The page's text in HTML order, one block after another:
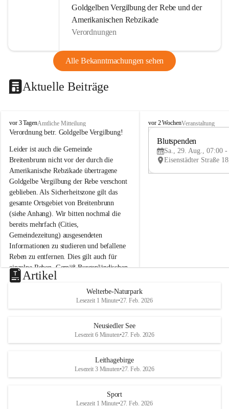
Goldgelben Vergilbung der Rebe und der
Amerikanischen Rebzikade
Verordnungen
Alle Bekanntmachungen sehen
Aktuelle Beiträge
B
r
i
t
e
n
b
r
u
n
n
a
m
N
e
u
s
d
S
vor 3 TagenAmtliche Mitteilung
Verordnung betr. Goldgelbe Vergilbung!
Leider ist auch die Gemeinde
Breitenbrunn nicht vor der durch die
Amerikanische Rebzikade übertragene
Goldgelbe Vergilbung der Rebe verschont
geblieben. Als Sicherheitszone gilt das
gesamte Ortsgebiet von Breitenbrunn
(siehe Anhang). Wir bitten nochmal die
bereits mehrfach (Cities,
Gemeindezeitung) ausgesendeten
Informationen zu studieren und befallene
Reben zu entfernen. Dies gilt auch für
einzelne Reben. Gemäß Burgenländischen
Weinbaugesetz sind nicht gepflegte oder
unzulässige Weingärten zu roden! Bitte
helfen wir zusammen um unsere Winzer
vor den prognostizierten Ernteausfällen
und den daraus folgenden wirtschaftlichen
Maßnahmen zur Bekämpfung
Rebe und der Amerikanischen
B
e
u
e
d
r
S
vor 2 WochenVeranstaltung
Blutspenden
Sa., 29. Aug., 07:00 -
Artikel
Welterbe-Naturpark
Lesezeit 1 Minute•27. Feb. 2026
Neusiedler See
Lesezeit 6 Minuten•27. Feb. 2026
Leithagebirge
Lesezeit 3 Minuten•27. Feb. 2026
Sport
Lesezeit 1 Minute•27. Feb. 2026